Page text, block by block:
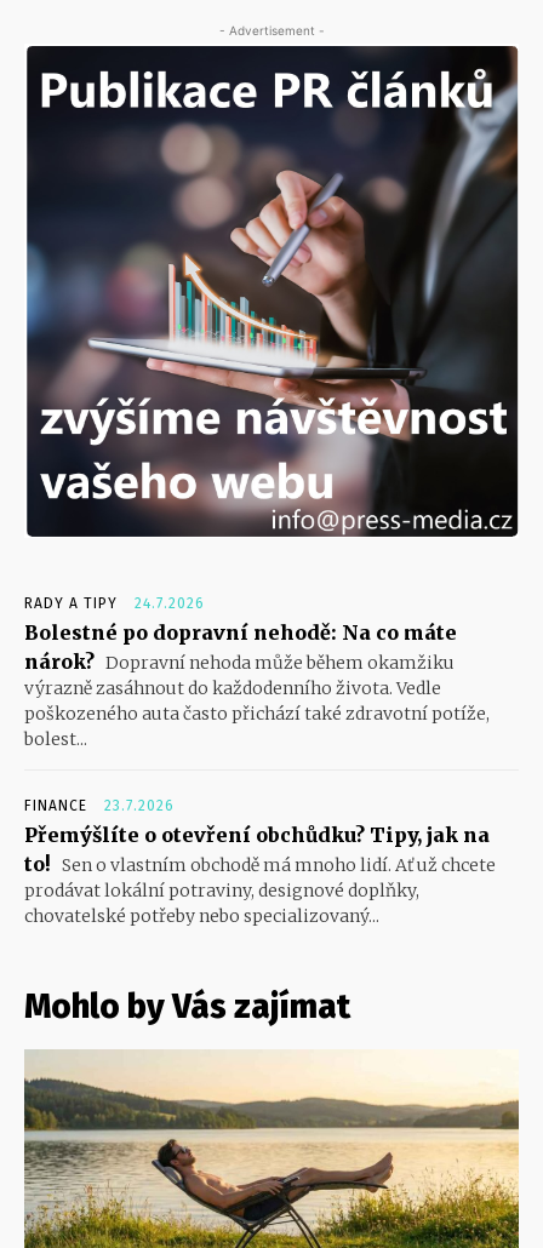
- Advertisement -
RADY A TIPY 24.7.2026
Bolestné po dopravní nehodě: Na co máte
nárok? Dopravní nehoda může během okamžiku
výrazně zasáhnout do každodenního života. Vedle
poškozeného auta často přichází také zdravotní potíže,
bolest...
FINANCE 23.7.2026
Přemýšlíte o otevření obchůdku? Tipy, jak na
to! Sen o vlastním obchodě má mnoho lidí. Ať už chcete
prodávat lokální potraviny, designové doplňky,
chovatelské potřeby nebo specializovaný...
Mohlo by Vás zajímat